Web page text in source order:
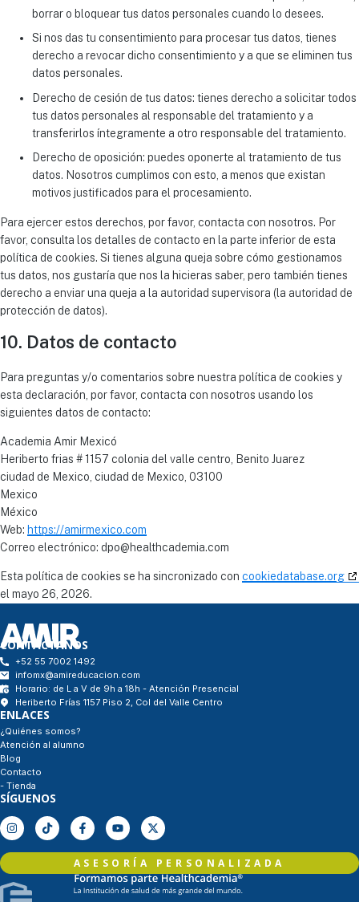
borrar o bloquear tus datos personales cuando lo desees.
Si nos das tu consentimiento para procesar tus datos, tienes
derecho a revocar dicho consentimiento y a que se eliminen tus
datos personales.
Derecho de cesión de tus datos: tienes derecho a solicitar todos
tus datos personales al responsable del tratamiento y a
transferirlos íntegramente a otro responsable del tratamiento.
Derecho de oposición: puedes oponerte al tratamiento de tus
datos. Nosotros cumplimos con esto, a menos que existan
motivos justificados para el procesamiento.
Para ejercer estos derechos, por favor, contacta con nosotros. Por
favor, consulta los detalles de contacto en la parte inferior de esta
política de cookies. Si tienes alguna queja sobre cómo gestionamos
tus datos, nos gustaría que nos la hicieras saber, pero también tienes
derecho a enviar una queja a la autoridad supervisora (la autoridad de
protección de datos).
10. Datos de contacto
Para preguntas y/o comentarios sobre nuestra política de cookies y
esta declaración, por favor, contacta con nosotros usando los
siguientes datos de contacto:
Academia Amir Mexicó
Heriberto frias # 1157 colonia del valle centro, Benito Juarez
ciudad de Mexico, ciudad de Mexico, 03100
Mexico
México
Web: https://amirmexico.com
Correo electrónico: dpo@healthcademia.com
Esta política de cookies se ha sincronizado con cookiedatabase.org
el mayo 26, 2026.
CONTÁCTANOS
+52 55 7002 1492
infomx@amireducacion.com
Horario: de L a V de 9h a 18h - Atención Presencial
Heriberto Frías 1157 Piso 2, Col del Valle Centro
ENLACES
¿Quiénes somos?
Atención al alumno
Blog
Contacto
- Tienda
SÍGUENOS
ASESORÍA PERSONALIZADA